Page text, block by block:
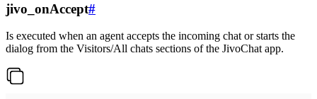
jivo_onAccept#
Is executed when an agent accepts the incoming chat or starts the
dialog from the Visitors/All chats sections of the JivoChat app.